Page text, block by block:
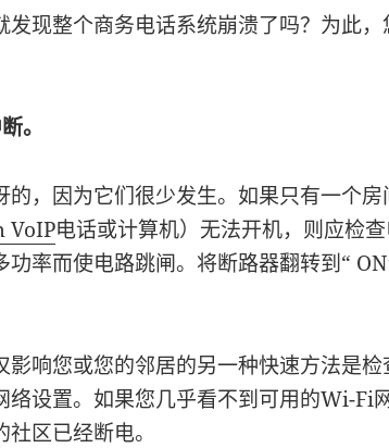
发现整个商务电话系统崩溃了吗？为此
。
的，因为它们很少发生。如果只有一个
VoIP电话或计算机）无法开机，则应检
功率而使电路跳闸。将断路器翻转到“
影响您或您的邻居的另一种快速方法是
络设置。如果您几乎看不到可用的Wi-Fi
区已经断电。